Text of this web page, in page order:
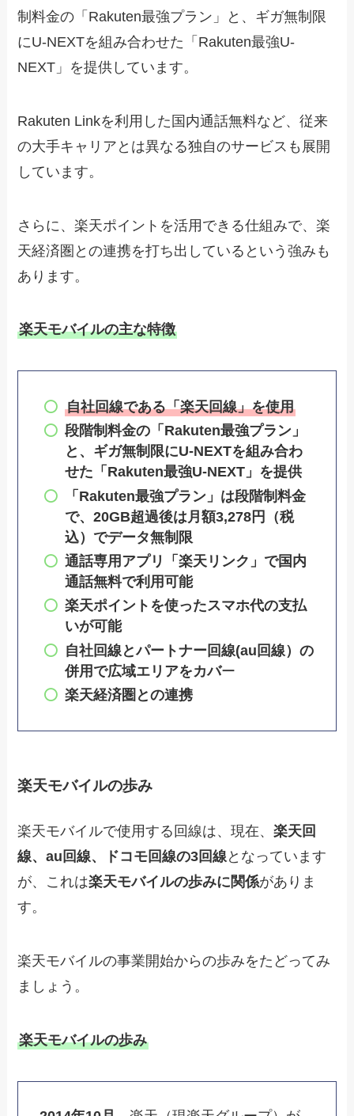
制料金の「Rakuten最強プラン」と、ギガ無制限
にU-NEXTを組み合わせた「Rakuten最強U-
NEXT」を提供しています。
Rakuten Linkを利用した国内通話無料など、従来
の大手キャリアとは異なる独自のサービスも展開
しています。
さらに、楽天ポイントを活用できる仕組みで、楽
天経済圏との連携を打ち出しているという強みも
あります。
楽天モバイルの主な特徴
自社回線である「楽天回線」を使用
段階制料金の「Rakuten最強プラン」
と、ギガ無制限にU-NEXTを組み合わ
せた「Rakuten最強U-NEXT」を提供
「Rakuten最強プラン」は段階制料金
で、20GB超過後は月額3,278円（税
込）でデータ無制限
通話専用アプリ「楽天リンク」で国内
通話無料で利用可能
楽天ポイントを使ったスマホ代の支払
いが可能
自社回線とパートナー回線(au回線）の
併用で広域エリアをカバー
楽天経済圏との連携
楽天モバイルの歩み
楽天モバイルで使用する回線は、現在、楽天回
線、au回線、ドコモ回線の3回線となっています
が、これは楽天モバイルの歩みに関係がありま
す。
楽天モバイルの事業開始からの歩みをたどってみ
ましょう。
楽天モバイルの歩み